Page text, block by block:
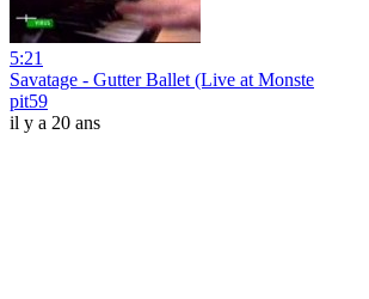
5:21
Savatage - Gutter Ballet (Live at Monste
pit59
il y a 20 ans